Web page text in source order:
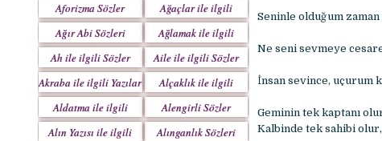
Aforizma Sözler
Mesajlar
Ağaçlar ile ilgili
Yazılar
Ağır Abi Sözleri
Mesajları
Ağlamak ile ilgili
Yazılar
Ah ile ilgili Sözler
Aile ile ilgili Sözler
Akraba ile ilgili Yazılar
Alçaklık ile ilgili
Yazılar
Aldatma ile ilgili
Yazıları
Alengirli Sözler
Mesajlar
Alın Yazısı ile ilgili
Alınganlık Sözleri
Seninle olduğum
Ne seni sevmeye
İnsan sevince, uçurum
Geminin tek kaptanı
Kalbinde tek sahibi